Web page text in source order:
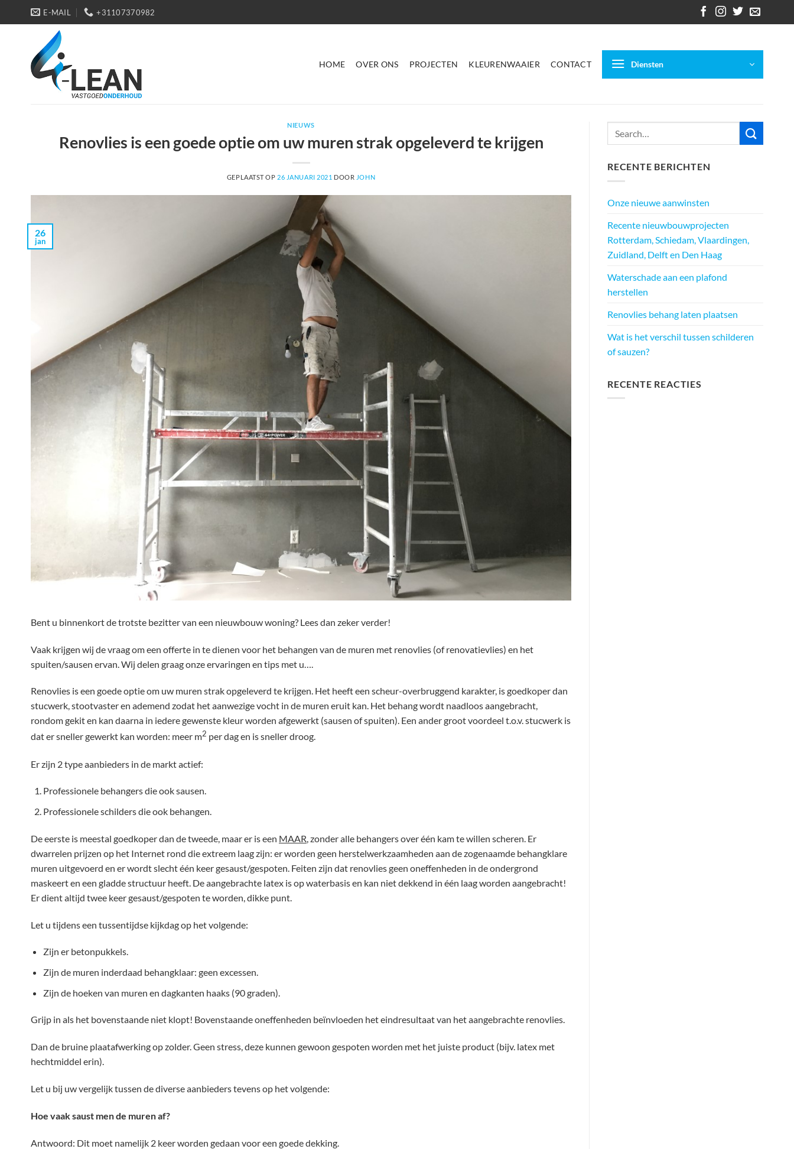
naar
E-MAIL +31107370982
HOME OVER ONS PROJECTEN KLEURENWAAIER CONTACT Diensten
NIEUWS
Renovlies is een goede optie om uw muren strak opgeleverd te krijgen
GEPLAATST OP 26 JANUARI 2021 DOOR JOHN
26
jan
Bent u binnenkort de trotste bezitter van een nieuwbouw woning? Lees dan zeker verder!
Vaak krijgen wij de vraag om een offerte in te dienen voor het behangen van de muren met renovlies (of renovatievlies) en het
spuiten/sausen ervan. Wij delen graag onze ervaringen en tips met u….
Renovlies is een goede optie om uw muren strak opgeleverd te krijgen. Het heeft een scheur-overbruggend karakter, is goedkoper dan
stucwerk, stootvaster en ademend zodat het aanwezige vocht in de muren eruit kan. Het behang wordt naadloos aangebracht,
rondom gekit en kan daarna in iedere gewenste kleur worden afgewerkt (sausen of spuiten). Een ander groot voordeel t.o.v. stucwerk is
dat er sneller gewerkt kan worden: meer m2 per dag en is sneller droog.
Er zijn 2 type aanbieders in de markt actief:
Professionele behangers die ook sausen.
Professionele schilders die ook behangen.
De eerste is meestal goedkoper dan de tweede, maar er is een MAAR , zonder alle behangers over één kam te willen scheren. Er
dwarrelen prijzen op het Internet rond die extreem laag zijn: er worden geen herstelwerkzaamheden aan de zogenaamde behangklare
muren uitgevoerd en er wordt slecht één keer gesaust/gespoten. Feiten zijn dat renovlies geen oneffenheden in de ondergrond
maskeert en een gladde structuur heeft. De aangebrachte latex is op waterbasis en kan niet dekkend in één laag worden aangebracht!
Er dient altijd twee keer gesaust/gespoten te worden, dikke punt.
Let u tijdens een tussentijdse kijkdag op het volgende:
Zijn er betonpukkels.
Zijn de muren inderdaad behangklaar: geen excessen.
Zijn de hoeken van muren en dagkanten haaks (90 graden).
Grijp in als het bovenstaande niet klopt! Bovenstaande oneffenheden beïnvloeden het eindresultaat van het aangebrachte renovlies.
Dan de bruine plaatafwerking op zolder. Geen stress, deze kunnen gewoon gespoten worden met het juiste product (bijv. latex met
hechtmiddel erin).
Let u bij uw vergelijk tussen de diverse aanbieders tevens op het volgende:
Hoe vaak saust men de muren af?
Antwoord: Dit moet namelijk 2 keer worden gedaan voor een goede dekking.
RECENTE BERICHTEN
Onze nieuwe aanwinsten
Recente nieuwbouwprojecten
Rotterdam, Schiedam, Vlaardingen,
Zuidland, Delft en Den Haag
Waterschade aan een plafond
herstellen
Renovlies behang laten plaatsen
Wat is het verschil tussen schilderen
of sauzen?
RECENTE REACTIES